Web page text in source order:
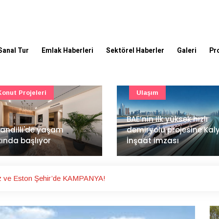
Tur Emlak Haberleri Sektörel Haberler Galeri
ilk yüksek hızlı
projesine Kalyon
imzası
Mimarlık ve mühendislik
projeleri e-PYS ile dijital
ortama taşınacak
Güncel
ve Eston Şehir’de KAMPANYA!